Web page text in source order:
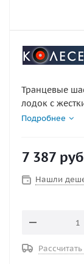
Транцевые
лодок с
снабжены
контакте
Шасси
пружина
Диаметр
Толщина
Подробнее
7 387
Нашли